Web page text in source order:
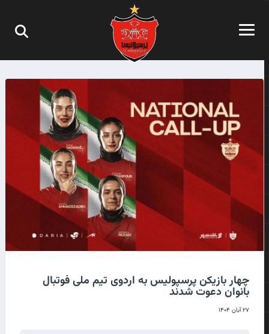
چهار بازیکن پرسپولیس به اردوی تیم ملی فوتبال
بانوان دعوت شدند
۲۷ آبان ۱۴۰۴